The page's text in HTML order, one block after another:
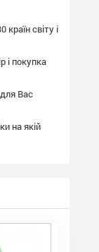
світу і
і покупка
Вас
на якій